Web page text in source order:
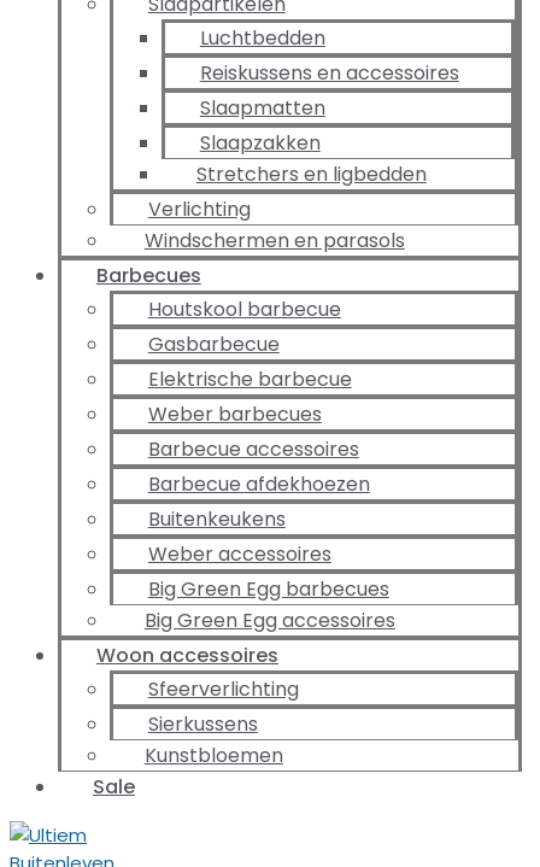
Luchtbedden
Reiskussens en accessoires
Slaapmatten
Slaapzakken
Stretchers en ligbedden
Verlichting
Windschermen en parasols
Barbecues
Houtskool barbecue
Gasbarbecue
Elektrische barbecue
Weber barbecues
Barbecue accessoires
Barbecue afdekhoezen
Buitenkeukens
Weber accessoires
Big Green Egg barbecues
Big Green Egg accessoires
Woon accessoires
Sfeerverlichting
Sierkussens
Kunstbloemen
Sale